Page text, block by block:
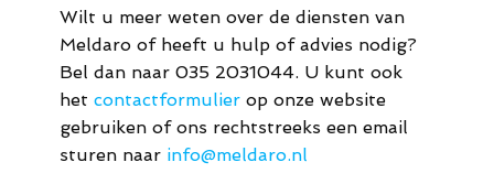
Wilt u meer weten over de diensten van
Meldaro of heeft u hulp of advies nodig?
Bel dan naar 035 2031044. U kunt ook
het contactformulier op onze website
gebruiken of ons rechtstreeks een email
sturen naar info@meldaro.nl